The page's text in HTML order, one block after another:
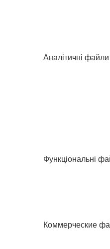
Аналітичні
Функціональні
Коммерческие